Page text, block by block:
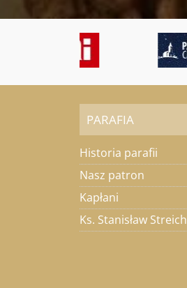
PARAFIA
Historia parafii
Nasz patron
Kapłani
Ks. Stanisław Streich